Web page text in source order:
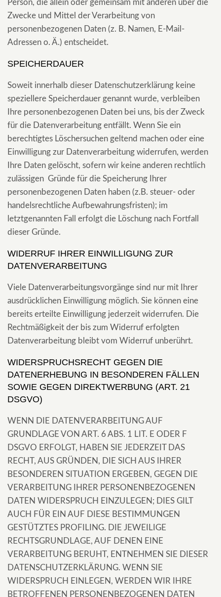
Person, die allein oder gemeinsam mit anderen über die
Zwecke und Mittel der Verarbeitung von
personenbezogenen Daten (z. B. Namen, E-Mail-
Adressen o. Ä.) entscheidet.
SPEICHERDAUER
Soweit innerhalb dieser Datenschutzerklärung keine
speziellere Speicherdauer genannt wurde, verbleiben
Ihre personenbezogenen Daten bei uns, bis der Zweck
für die Datenverarbeitung entfällt. Wenn Sie ein
berechtigtes Löschersuchen geltend machen oder eine
Einwilligung zur Datenverarbeitung widerrufen, werden
Ihre Daten gelöscht, sofern wir keine anderen rechtlich
zulässigen Gründe für die Speicherung Ihrer
personenbezogenen Daten haben (z.B. steuer- oder
handelsrechtliche Aufbewahrungsfristen); im
letztgenannten Fall erfolgt die Löschung nach Fortfall
dieser Gründe.
WIDERRUF IHRER EINWILLIGUNG ZUR
DATENVERARBEITUNG
Viele Datenverarbeitungsvorgänge sind nur mit Ihrer
ausdrücklichen Einwilligung möglich. Sie können eine
bereits erteilte Einwilligung jederzeit widerrufen. Die
Rechtmäßigkeit der bis zum Widerruf erfolgten
Datenverarbeitung bleibt vom Widerruf unberührt.
WIDERSPRUCHSRECHT GEGEN DIE
DATENERHEBUNG IN BESONDEREN FÄLLEN
SOWIE GEGEN DIREKTWERBUNG (ART. 21
DSGVO)
WENN DIE DATENVERARBEITUNG AUF
GRUNDLAGE VON ART. 6 ABS. 1 LIT. E ODER F
DSGVO ERFOLGT, HABEN SIE JEDERZEIT DAS
RECHT, AUS GRÜNDEN, DIE SICH AUS IHRER
BESONDEREN SITUATION ERGEBEN, GEGEN DIE
VERARBEITUNG IHRER PERSONENBEZOGENEN
DATEN WIDERSPRUCH EINZULEGEN; DIES GILT
AUCH FÜR EIN AUF DIESE BESTIMMUNGEN
GESTÜTZTES PROFILING. DIE JEWEILIGE
RECHTSGRUNDLAGE, AUF DENEN EINE
VERARBEITUNG BERUHT, ENTNEHMEN SIE DIESER
DATENSCHUTZERKLÄRUNG. WENN SIE
WIDERSPRUCH EINLEGEN, WERDEN WIR IHRE
BETROFFENEN PERSONENBEZOGENEN DATEN